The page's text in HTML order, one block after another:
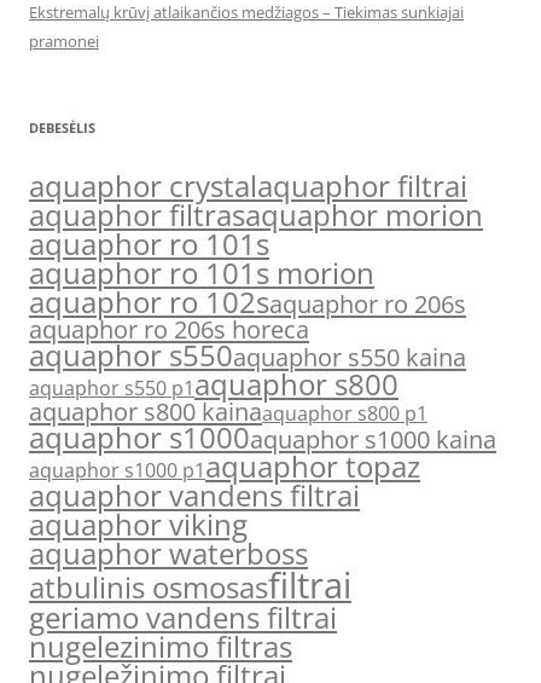
Ekstremalų krūvį atlaikančios medžiagos – Tiekimas sunkiajai
pramonei
DEBESĖLIS
aquaphor crystalaquaphor filtrai
aquaphor filtrasaquaphor morion
aquaphor ro 101s
aquaphor ro 101s morion
aquaphor ro 102saquaphor ro 206s
aquaphor ro 206s horeca
aquaphor s550aquaphor s550 kaina
aquaphor s550 p1aquaphor s800
aquaphor s800 kainaaquaphor s800 p1
aquaphor s1000aquaphor s1000 kaina
aquaphor s1000 p1aquaphor topaz
aquaphor vandens filtrai
aquaphor viking
aquaphor waterboss
atbulinis osmosasfiltrai
geriamo vandens filtrai
nugelezinimo filtras